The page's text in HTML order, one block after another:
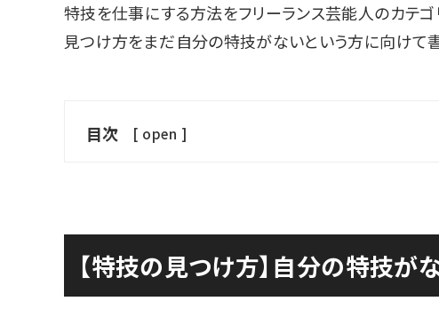
特技を仕事にする方法をフリーランス芸能人のカテ
見つけ方をまだ自分の特技がないという方に向けて
目次 [ open ]
【特技の見つけ方】自分の特技が